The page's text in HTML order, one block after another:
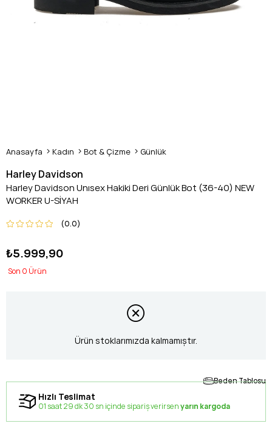
Anasayfa Kadın Bot & Çizme Günlük
Harley Davidson
Harley Davidson Unısex Hakiki Deri Günlük Bot (36-40) NEW
WORKER U-SİYAH
0.0
₺5.999,90
0
Ürün stoklarımızda kalmamıştır.
Beden Tablosu
Hızlı Teslimat
01 saat 29 dk 29 sn içinde sipariş verirsenyarın kargoda